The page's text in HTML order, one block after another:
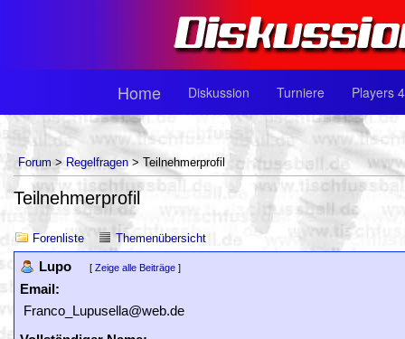
Home Diskussion Turniere Players
Forum > Regelfragen > Teilnehmerprofil
Teilnehmerprofil
Forenliste Themenübersicht
Lupo [ Zeige alle Beiträge ]
Email:
Franco_Lupusella@web.de